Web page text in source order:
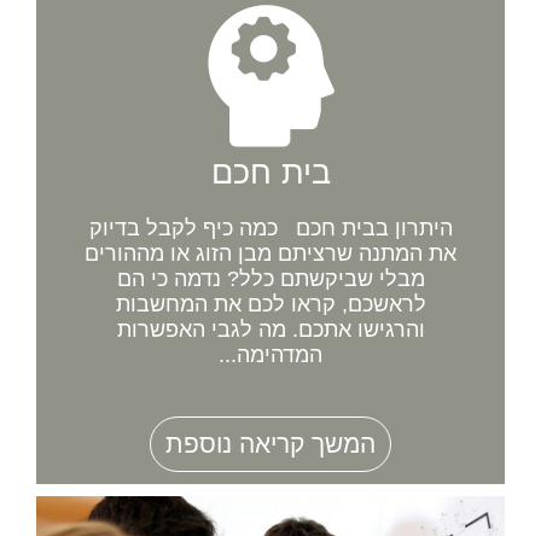
בית חכם
היתרון בבית חכם כמה כיף לקבל בדיוק
את המתנה שרציתם מבן הזוג או מההורים
מבלי שביקשתם כלל? נדמה כי הם
לראשכם, קראו לכם את המחשבות
והרגישו אתכם. מה לגבי האפשרות
המדהימה...
המשך קריאה נוספת